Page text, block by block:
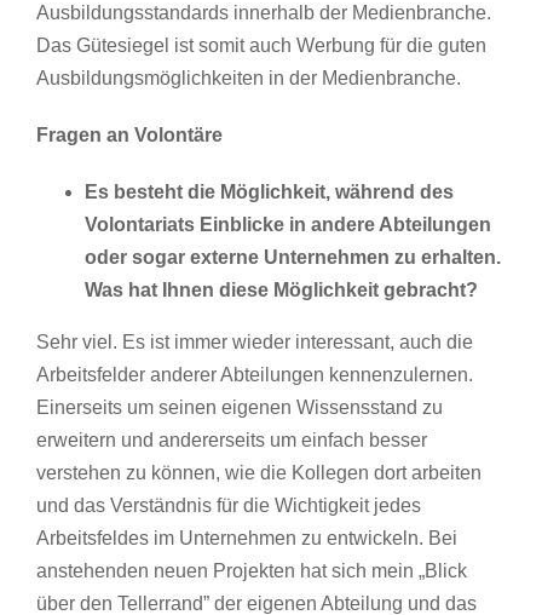
Ausbildungsstandards innerhalb der Medienbranche.
Das Gütesiegel ist somit auch Werbung für die guten
Ausbildungsmöglichkeiten in der Medienbranche.
Fragen an Volontäre
Es besteht die Möglichkeit, während des
Volontariats Einblicke in andere Abteilungen
oder sogar externe Unternehmen zu erhalten.
Was hat Ihnen diese Möglichkeit gebracht?
Sehr viel. Es ist immer wieder interessant, auch die
Arbeitsfelder anderer Abteilungen kennenzulernen.
Einerseits um seinen eigenen Wissensstand zu
erweitern und andererseits um einfach besser
verstehen zu können, wie die Kollegen dort arbeiten
und das Verständnis für die Wichtigkeit jedes
Arbeitsfeldes im Unternehmen zu entwickeln. Bei
anstehenden neuen Projekten hat sich mein „Blick
über den Tellerrand” der eigenen Abteilung und das